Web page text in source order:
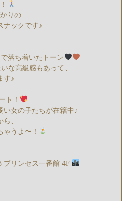
りの
ナックです♪
落ち着いたトーン
な高級感もあって、
す♪
ト！
い女の子たちが在籍中♪
、
うよ〜！
プリンセス一番館 4F